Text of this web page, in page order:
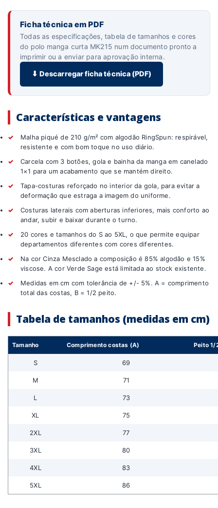
Ficha técnica em PDF
Todas as especificações, tabela de tamanhos e cores
do polo manga curta MK215 num documento pronto a
imprimir ou a enviar para aprovação interna.
⬇ Descarregar ficha técnica (PDF)
Características e vantagens
✓
Malha piqué de 210 g/m² com algodão RingSpun: respirável,
resistente e com bom toque no uso diário.
✓
Carcela com 3 botões, gola e bainha da manga em canelado
1×1 para um acabamento que se mantém direito.
✓
Tapa-costuras reforçado no interior da gola, para evitar a
deformação que estraga a imagem do uniforme.
✓
Costuras laterais com aberturas inferiores, mais conforto ao
andar, subir e baixar durante o turno.
✓
20 cores e tamanhos do S ao 5XL, o que permite equipar
departamentos diferentes com cores diferentes.
✓
Na cor Cinza Mesclado a composição é 85% algodão e 15%
viscose. A cor Verde Sage está limitada ao stock existente.
✓
Medidas em cm com tolerância de +/- 5%. A = comprimento
total das costas, B = 1/2 peito.
Tabela de tamanhos (medidas em cm)
Tamanho Comprimento costas (A) Peito 1/
S 69
M 71
L 73
XL 75
2XL 77
3XL 80
4XL 83
5XL 86